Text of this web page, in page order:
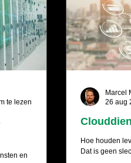
en
te lezen
Hoe houden
Dat is geen
Marcel
26 aug